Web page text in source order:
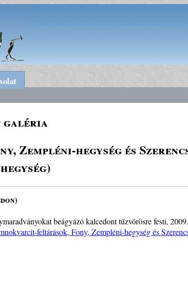
galéria
hegység és
beágyázó kalcedont tűzvörösre festi,
feltárások, Fony, Zempléni-hegység és